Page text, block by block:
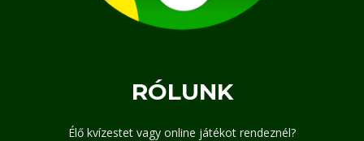
RÓLUNK
Élő kvízestet vagy online játékot rendeznél?